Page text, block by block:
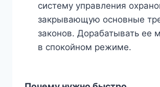
систему управления
закрывающую основные
законов. Дорабатывать ее
в спокойном режиме.